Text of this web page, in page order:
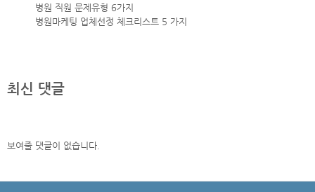
병원 직원 문제유형 6가지
병원마케팅 업체선정 체크리스트 5 가지
최신 댓글
보여줄 댓글이 없습니다.